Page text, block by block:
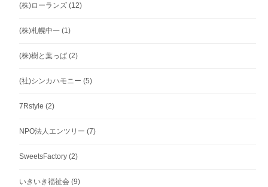
(株)ローランズ (12)
(株)札幌中一 (1)
(株)樹と葉っぱ (2)
(社)シンカハモニー (5)
7Rstyle (2)
NPO法人エンツリー (7)
SweetsFactory (2)
いきいき福祉会 (9)